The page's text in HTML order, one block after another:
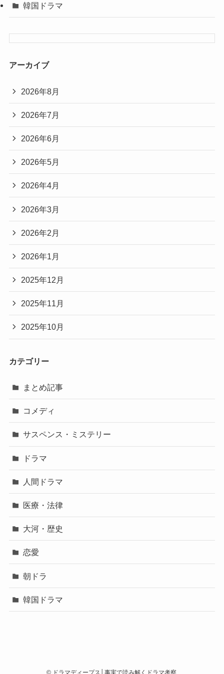
韓国ドラマ
アーカイブ
2026年8月
2026年7月
2026年6月
2026年5月
2026年4月
2026年3月
2026年2月
2026年1月
2025年12月
2025年11月
2025年10月
カテゴリー
まとめ記事
コメディ
サスペンス・ミステリー
ドラマ
人間ドラマ
医療・法律
大河・歴史
恋愛
朝ドラ
韓国ドラマ
©ドラマディープス│事実で読み解くドラマ考察.